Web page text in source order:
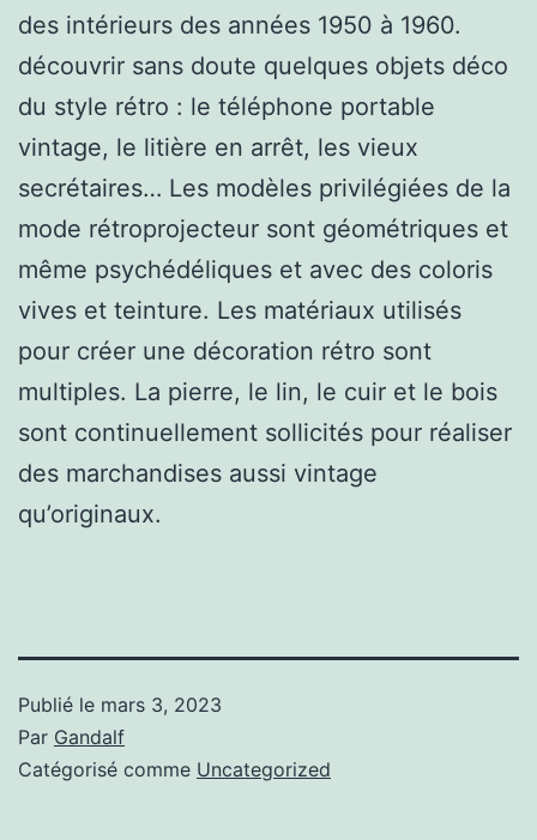
des intérieurs des années 1950 à 1960.
découvrir sans doute quelques objets déco
du style rétro : le téléphone portable
vintage, le litière en arrêt, les vieux
secrétaires… Les modèles privilégiées de la
mode rétroprojecteur sont géométriques et
même psychédéliques et avec des coloris
vives et teinture. Les matériaux utilisés
pour créer une décoration rétro sont
multiples. La pierre, le lin, le cuir et le bois
sont continuellement sollicités pour réaliser
des marchandises aussi vintage
qu’originaux.
Publié le mars 3, 2023
Par Gandalf
Catégorisé comme Uncategorized